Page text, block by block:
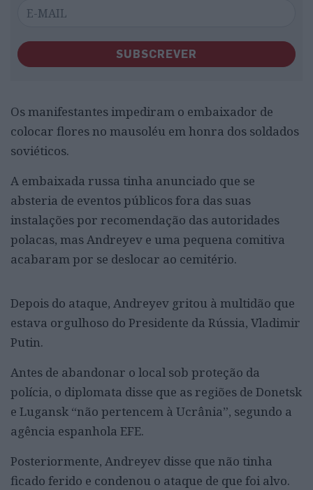
SUBSCREVER
Os manifestantes impediram o embaixador de
colocar flores no mausoléu em honra dos soldados
soviéticos.
A embaixada russa tinha anunciado que se
absteria de eventos públicos fora das suas
instalações por recomendação das autoridades
polacas, mas Andreyev e uma pequena comitiva
acabaram por se deslocar ao cemitério.
Depois do ataque, Andreyev gritou à multidão que
estava orgulhoso do Presidente da Rússia, Vladimir
Putin.
Antes de abandonar o local sob proteção da
polícia, o diplomata disse que as regiões de Donetsk
e Lugansk “não pertencem à Ucrânia”, segundo a
agência espanhola EFE.
Posteriormente, Andreyev disse que não tinha
ficado ferido e condenou o ataque de que foi alvo.